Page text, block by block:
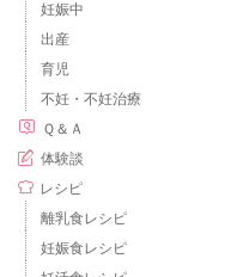
妊娠中
出産
育児
不妊・不妊治療
Ｑ＆Ａ
体験談
レシピ
離乳食レシピ
妊娠食レシピ